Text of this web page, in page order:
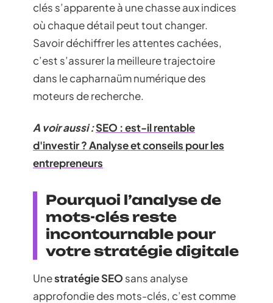
clés s’apparente à une chasse aux indices
où chaque détail peut tout changer.
Savoir déchiffrer les attentes cachées,
c’est s’assurer la meilleure trajectoire
dans le capharnaüm numérique des
moteurs de recherche.
A voir aussi :SEO : est-il rentable
d'investir ? Analyse et conseils pour les
entrepreneurs
Pourquoi l’analyse de
mots-clés reste
incontournable pour
votre stratégie digitale
Unestratégie SEO sans analyse
approfondie des mots-clés, c’est comme